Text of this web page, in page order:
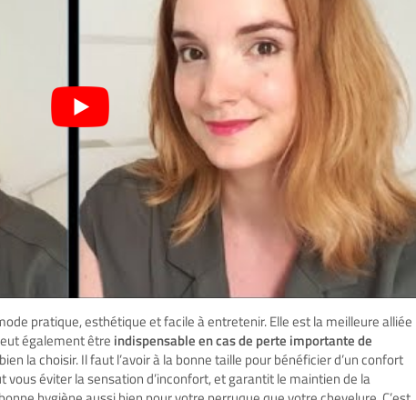
pratique, esthétique et facile à entretenir. Elle est la meilleure alliée
également être indispensable en cas de perte importante de
la choisir. Il faut l’avoir à la bonne taille pour bénéficier d’un confort
vous éviter la sensation d’inconfort, et garantit le maintien de la